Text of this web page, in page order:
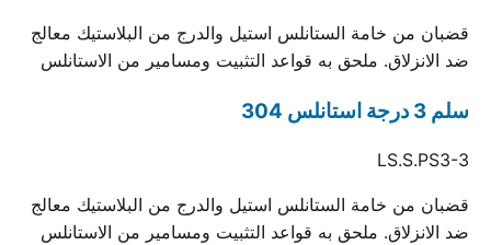
قضبان من خامة الستانلس استيل والدرج من البلاستيك معالج
ضد الانزلاق. ملحق به قواعد التثبيت ومسامير من الاستانلس
سلم 3 درجة استانلس 304
LS.S.PS3-3
قضبان من خامة الستانلس استيل والدرج من البلاستيك معالج
ضد الانزلاق. ملحق به قواعد التثبيت ومسامير من الاستانلس